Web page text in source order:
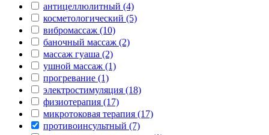
антицеллюлитный (4)
косметологический (5)
вибромассаж (10)
баночный массаж (2)
массаж гуаша (2)
ушной массаж (1)
прогревание (1)
электростимуляция (18)
физиотерапия (17)
микротоковая терапия (17)
противоинсультный (7)